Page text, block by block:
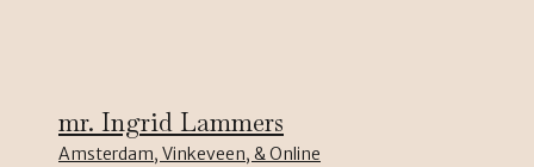
mr. Ingrid Lammers
Amsterdam, Vinkeveen, & Online